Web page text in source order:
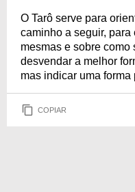
O Tarô serve para
caminho a seguir,
mesmas e sobre como
desvendar a melhor
mas indicar uma
COPIAR